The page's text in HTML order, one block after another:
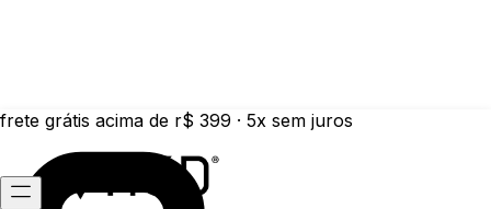
frete grátis acima de r$ 399 · 5x sem juros